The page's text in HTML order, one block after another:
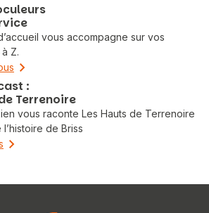
vous accompagne sur vos
Z.
:
Terrenoire
vous raconte Les Hauts de Terrenoire
de Briss